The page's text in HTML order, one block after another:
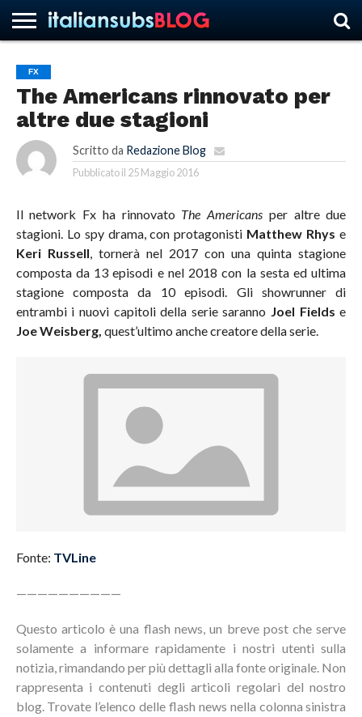
HOME
NEWS
ASCOLTI
RECENSIONI
INTERVISTE
CURIOSITÀ
CHI
SIAMO
CONTATTACI
FORUM
ITALIANSUBS
FX
The Americans rinnovato per
altre due stagioni
Scritto da Redazione Blog
Pubblicato il 25 Maggio 2016
Il network Fx ha rinnovato The Americans per altre due
stagioni. Lo spy drama, con protagonisti Matthew Rhys e
Keri Russell, tornerà nel 2017 con una quinta stagione
composta da 13 episodi e nel 2018 con la sesta ed ultima
stagione composta da 10 episodi. Gli showrunner di
entrambi i nuovi capitoli della serie saranno Joel Fields e
Joe Weisberg, quest’ultimo anche creatore della serie.
Fonte: TVLine
——————————
Questo articolo è una flash news, un breve post che serve
solamente a informare rapidamente i nostri utenti sulla
notizia, rimandando per più dettagli alla fonte originale. Non
rappresenta i contenuti degli articoli regolari del nostro
blog. Trovate l’elenco delle flash news nella colonna sinistra